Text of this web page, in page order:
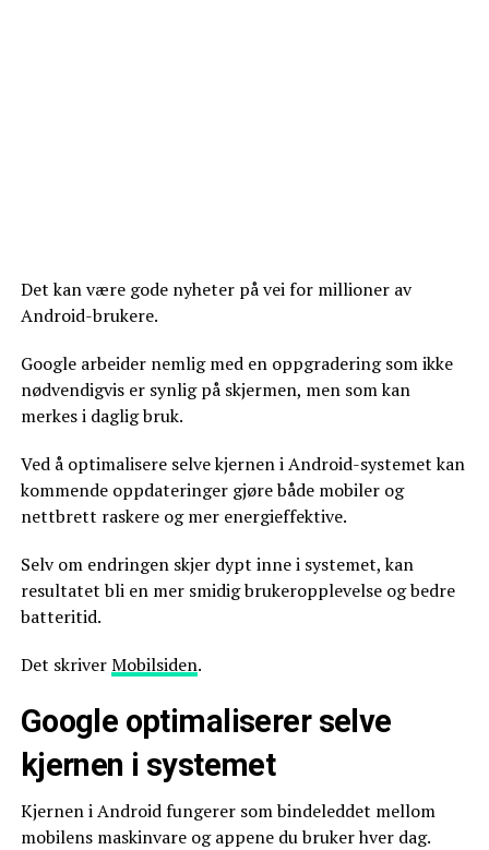
Det kan være gode nyheter på vei for millioner av
Android-brukere.
Google arbeider nemlig med en oppgradering som ikke
nødvendigvis er synlig på skjermen, men som kan
merkes i daglig bruk.
Ved å optimalisere selve kjernen i Android-systemet kan
kommende oppdateringer gjøre både mobiler og
nettbrett raskere og mer energieffektive.
Selv om endringen skjer dypt inne i systemet, kan
resultatet bli en mer smidig brukeropplevelse og bedre
batteritid.
Det skriverMobilsiden.
Google optimaliserer selve
kjernen i systemet
Kjernen i Android fungerer som bindeleddet mellom
mobilens maskinvare og appene du bruker hver dag.